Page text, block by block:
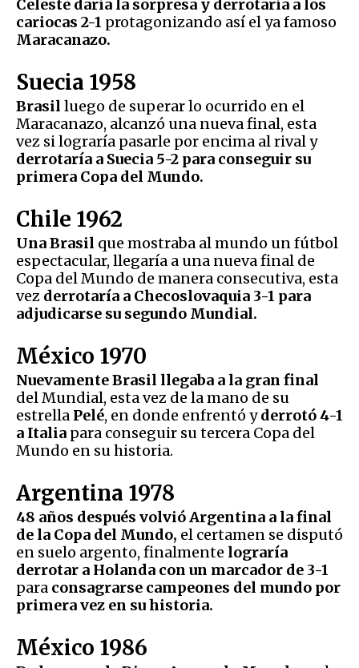
Celeste daría la sorpresa y derrotaría a los
cariocas 2-1 protagonizando así el ya famoso
Maracanazo.
Suecia 1958
Brasil luego de superar lo ocurrido en el
Maracanazo, alcanzó una nueva final, esta
vez si lograría pasarle por encima al rival y
derrotaría a Suecia 5-2 para conseguir su
primera Copa del Mundo.
Chile 1962
Una Brasil que mostraba al mundo un fútbol
espectacular, llegaría a una nueva final de
Copa del Mundo de manera consecutiva, esta
vez derrotaría a Checoslovaquia 3-1 para
adjudicarse su segundo Mundial.
México 1970
Nuevamente Brasil llegaba a la gran final
del Mundial, esta vez de la mano de su
estrella Pelé, en donde enfrentó yderrotó 4-1
a Italia para conseguir su tercera Copa del
Mundo en su historia.
Argentina 1978
48 años después volvió Argentina a la final
de la Copa del Mundo, el certamen se disputó
en suelo argento, finalmente lograría
derrotar a Holanda con un marcador de 3-1
para consagrarse campeones del mundo por
primera vez en su historia.
México 1986